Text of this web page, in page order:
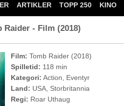
ARTIKLER TOPP 250 KINO
- Film (2018)
Film: Tomb Raider (2018)
Spilletid: 118 min
Kategori: Action, Eventyr
Land: USA, Storbritannia
Regi: Roar Uthaug